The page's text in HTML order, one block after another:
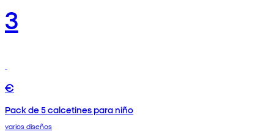
3
€
Pack de 5 calcetines para niño
varios diseños